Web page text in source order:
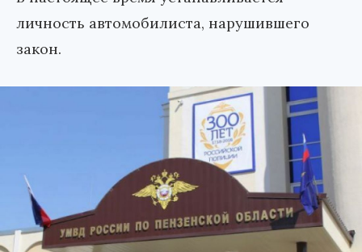
личность автомобилиста, нарушившего
закон.